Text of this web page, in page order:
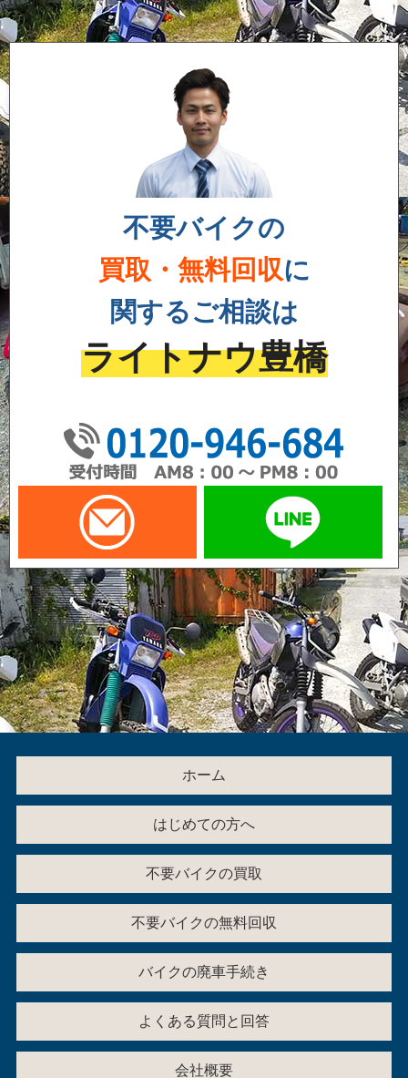
不要バイクの
買取・無料回収に
関するご相談は
ライトナウ豊橋
メールでお問い合わせ
ホーム
はじめての方へ
不要バイクの買取
不要バイクの無料回収
バイクの廃車手続き
よくある質問と回答
会社概要